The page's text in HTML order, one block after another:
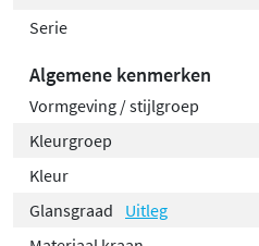
Serie
Algemene kenmerken
Vormgeving / stijlgroep
Kleurgroep
Kleur
Glansgraad
Uitleg